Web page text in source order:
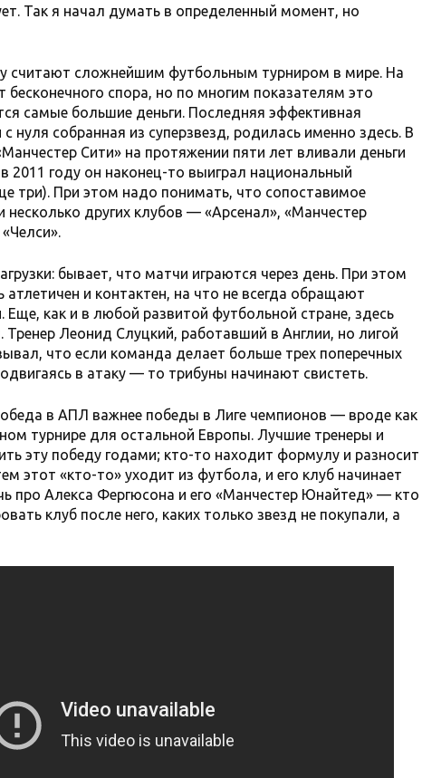
Так я начал думать в определенный момент, но
считают сложнейшим футбольным турниром в мире. На
спора, но по многим показателям это
самые большие деньги. Последняя эффективная
нуля собранная из суперзвезд, родилась именно здесь. В
Сити» на протяжении пяти лет вливали деньги
2011 году он наконец-то выиграл национальный
три). При этом надо понимать, что сопоставимое
других клубов — «Арсенал», «Манчестер
бывает, что матчи играются через день. При этом
атлетичен и контактен, на что не всегда обращают
Еще, как и в любой развитой футбольной стране, здесь
Леонид Слуцкий, работавший в Англии, но лигой
что если команда делает больше трех поперечных
в атаку — то трибуны начинают свистеть.
в АПЛ важнее победы в Лиге чемпионов — вроде как
турнире для остальной Европы. Лучшие тренеры и
эту победу годами; кто-то находит формулу и разносит
этот «кто-то» уходит из футбола, и его клуб начинает
про Алекса Фергюсона и его «Манчестер Юнайтед» — кто
клуб после него, каких только звезд не покупали, а